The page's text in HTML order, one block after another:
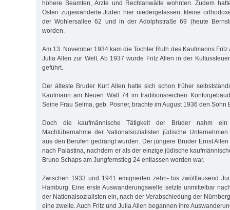
höhere Beamten, Ärzte und Rechtanwälte wohnten. Zudem
Osten zugewanderte Juden hier niedergelassen; kleine
der Wohlersallee 62 und in der Adolphstraße 69 (heute
worden.
Am 13. November 1934 kam die Tochter Ruth des Kaufmanns
Julia Allen zur Welt. Ab 1937 wurde Fritz Allen in der
geführt.
Der älteste Bruder Kurt Allen hatte sich schon früher
Kaufmann am Neuen Wall 74 im traditionsreichen
Seine Frau Selma, geb. Posner, brachte im August 1936 den Sohn
Doch die kaufmännische Tätigkeit der Brüder nahm
Machtübernahme der Nationalsozialisten jüdische
aus den Berufen gedrängt wurden. Der jüngere Bruder Ernst
nach Palästina, nachdem er als der einzige jüdische
Bruno Schaps am Jungfernstieg 24 entlassen worden war.
Zwischen 1933 und 1941 emigrierten zehn- bis zwölftausend
Hamburg. Eine erste Auswanderungswelle setzte unmittelbar
der Nationalsozialisten ein, nach der Verabschiedung der
eine zweite. Auch Fritz und Julia Allen begannen ihre